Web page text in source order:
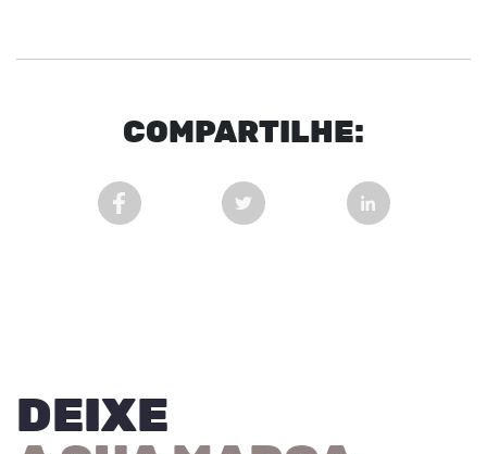
COMPARTILHE:
COMPARTILHAR POST NO FACEBOOK EM NOVA
COMPARTILHAR POST NO
DEIXE